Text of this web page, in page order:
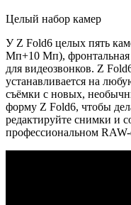
Целый набор камер
У Z Fold6 целых пять
Мп+10 Мп),
для видеозвонков. Z
устанавливается на
съёмки с новых,
форму Z Fold6, чтобы
редактируйте снимки и
профессиональном